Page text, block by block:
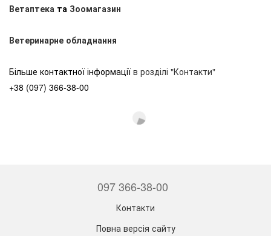
Ветаптека та Зоомагазин
Ветеринарне обладнання
Більше контактної інформації в розділі "Контакти"
+38 (097) 366-38-00
097 366-38-00
Контакти
Повна версія сайту